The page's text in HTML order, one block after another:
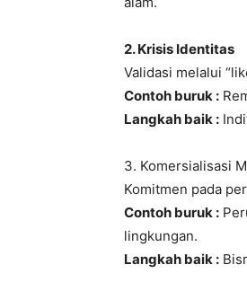
2. Krisis Identitas
Validasi melalui
Contoh buruk :
Langkah baik :
3. Komersialisasi
Komitmen pada
Contoh buruk :
lingkungan.
Langkah baik :